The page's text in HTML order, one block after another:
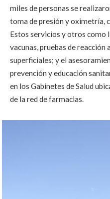
miles de personas se
toma de presión y oximetría,
Estos servicios y otros como
vacunas, pruebas de reacción
superficiales; y el
prevención y educación
en los Gabinetes de Salud
de la red de farmacias.